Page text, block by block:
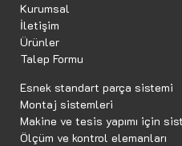
Kurumsal
İletişim
Ürünler
Talep Formu
Esnek standart parça sistemi
Montaj sistemleri
Makine ve tesis yapımı için
Ölçüm ve kontrol elemanları